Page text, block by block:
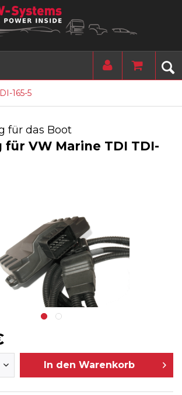
165-5
für das Boot
für VW Marine TDI TDI-
In den Warenkorb